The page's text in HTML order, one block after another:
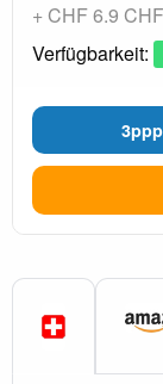
+ CHF 6.9
Verfügbarkeit: